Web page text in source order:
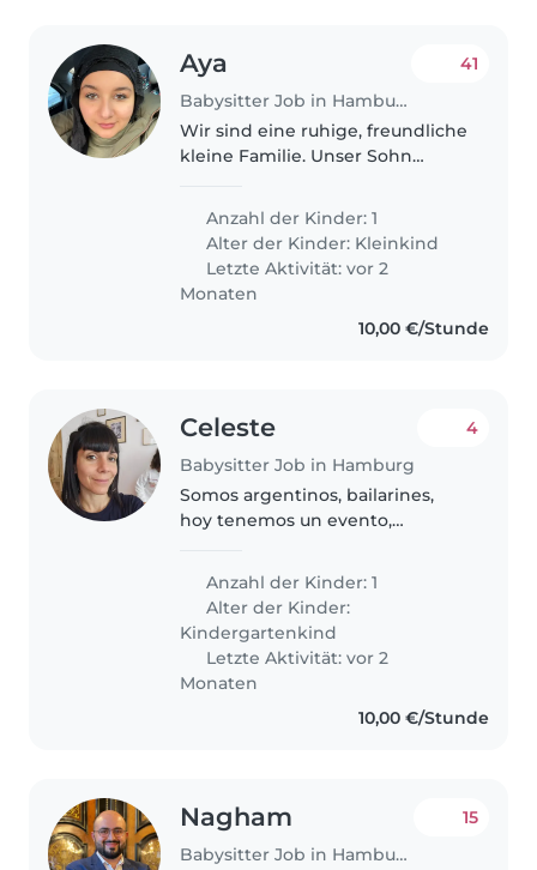
Aya
Babysitter Job in Hamburg
41
Wir sind eine ruhige, freundliche
kleine Familie. Unser Sohn
neugieriges Kind und liebt es zu
spielen, zu malen und Zeit
draußen zu verbringen. Uns ist
ein..
Anzahl der Kinder: 1
Alter der Kinder: Kleinkind
Letzte Aktivität: vor 2
Monaten
10,00 €/Stunde
Celeste
Babysitter Job in Hamburg
4
Somos argentinos, bailarines,
hoy tenemos un evento,
Anzahl der Kinder: 1
Alter der Kinder:
Kindergartenkind
Letzte Aktivität: vor 2
Monaten
10,00 €/Stunde
Nagham
Babysitter Job in Hamburg
15